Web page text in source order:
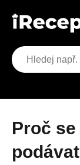
Proč se kojencům nemá